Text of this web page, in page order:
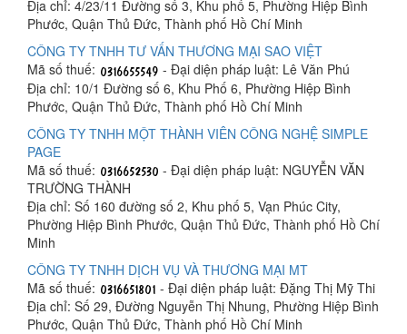
Địa chỉ: 4/23/11 Đường số 3, Khu phố 5, Phường Hiệp Bình
Phước, Quận Thủ Đức, Thành phố Hồ Chí Minh
CÔNG TY TNHH TƯ VẤN THƯƠNG MẠI SAO VIỆT
Mã số thuế:
- Đại diện pháp luật: Lê Văn Phú
Địa chỉ: 10/1 Đường số 6, Khu Phố 6, Phường Hiệp Bình
Phước, Quận Thủ Đức, Thành phố Hồ Chí Minh
CÔNG TY TNHH MỘT THÀNH VIÊN CÔNG NGHỆ SIMPLE
PAGE
Mã số thuế:
- Đại diện pháp luật: NGUYỄN VĂN
TRƯỜNG THÀNH
Địa chỉ: Số 160 đường số 2, Khu phố 5, Vạn Phúc City,
Phường Hiệp Bình Phước, Quận Thủ Đức, Thành phố Hồ Chí
Minh
CÔNG TY TNHH DỊCH VỤ VÀ THƯƠNG MẠI MT
Mã số thuế:
- Đại diện pháp luật: Đặng Thị Mỹ Thi
Địa chỉ: Số 29, Đường Nguyễn Thị Nhung, Phường Hiệp Bình
Phước, Quận Thủ Đức, Thành phố Hồ Chí Minh